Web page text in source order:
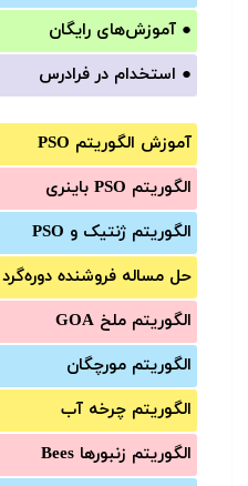
● آموزش‌های رایگان
● استخدام در فرادرس
آموزش الگوریتم PSO
الگوریتم PSO باینری
الگوریتم ژنتیک و PSO
حل مساله فروشنده دوره‌گرد
الگوریتم ملخ GOA
الگوریتم مورچگان
الگوریتم چرخه آب
الگوریتم زنبورها Bees